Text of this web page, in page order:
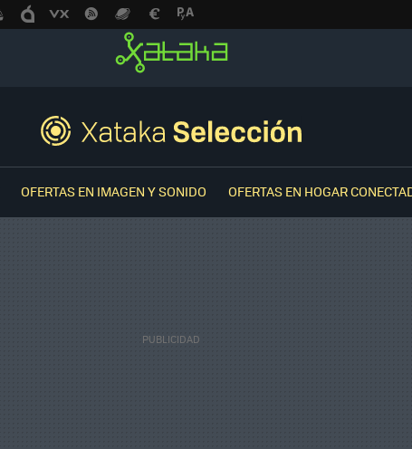
OFERTAS EN IMAGEN Y SONIDO OFERTAS EN HOGAR